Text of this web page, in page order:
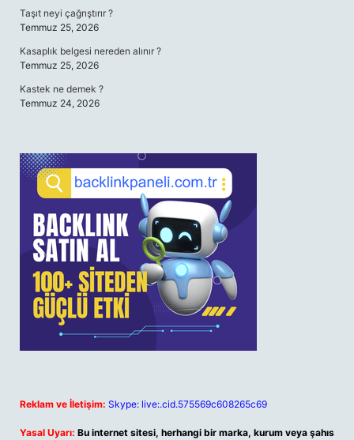
Taşıt neyi çağrıştırır ?
Temmuz 25, 2026
Kasaplık belgesi nereden alınır ?
Temmuz 25, 2026
Kastek ne demek ?
Temmuz 24, 2026
Reklam ve İletişim: Skype: live:.cid.575569c608265c69
Yasal Uyarı: Bu internet sitesi, herhangi bir marka, kurum veya şahıs